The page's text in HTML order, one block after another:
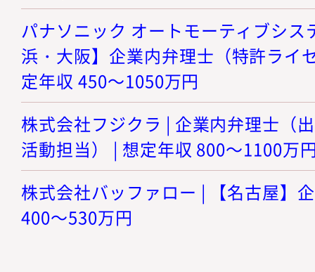
パナソニック オートモーティブシス
浜・大阪】企業内弁理士（特許ライ
定年収 450～1050万円
株式会社フジクラ | 企業内弁理士（
活動担当） | 想定年収 800～1100万
株式会社バッファロー | 【名古屋】
400～530万円